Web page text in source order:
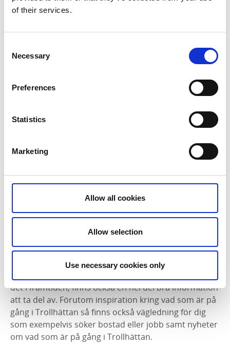
of their services.
Selection
Necessary
Preferences
Statistics
Marketing
Allow all cookies
Allow selection
Use necessary cookies only
läsa mer om det här.
Bo, jobba och leva i Trollhättan
det i framtiden, finns också en hel del bra information
att ta del av. Förutom inspiration kring vad som är på
gång i Trollhättan så finns också vägledning för dig
som exempelvis söker bostad eller jobb samt nyheter
om vad som är på gång i Trollhättan.